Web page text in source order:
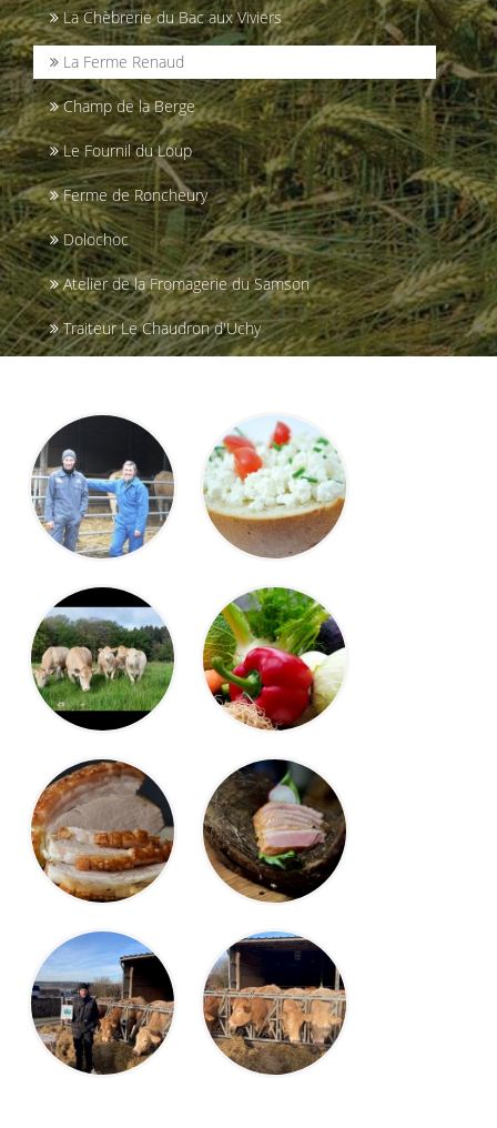
La Chèbrerie du Bac aux Viviers
La Ferme Renaud
Champ de la Berge
Le Fournil du Loup
Ferme de Roncheury
Dolochoc
Atelier de la Fromagerie du Samson
Traiteur Le Chaudron d'Uchy